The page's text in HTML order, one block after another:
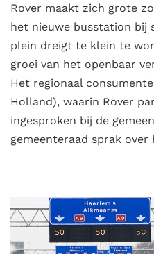
Rover maakt zich grote
het nieuwe busstation bij
plein dreigt te klein te
groei van het openbaar
Het regionaal
Holland), waarin Rover
ingesproken bij de
gemeenteraad sprak over